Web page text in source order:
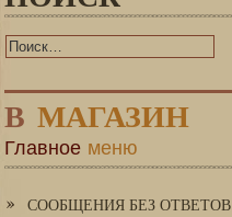
В МАГАЗИН
Главное меню
СООБЩЕНИЯ БЕЗ ОТВЕТОВ